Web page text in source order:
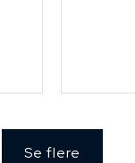
Se flere